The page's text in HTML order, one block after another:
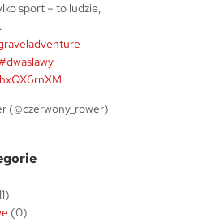
sport – to ludzie,
(@czerwony_rower)
(0)